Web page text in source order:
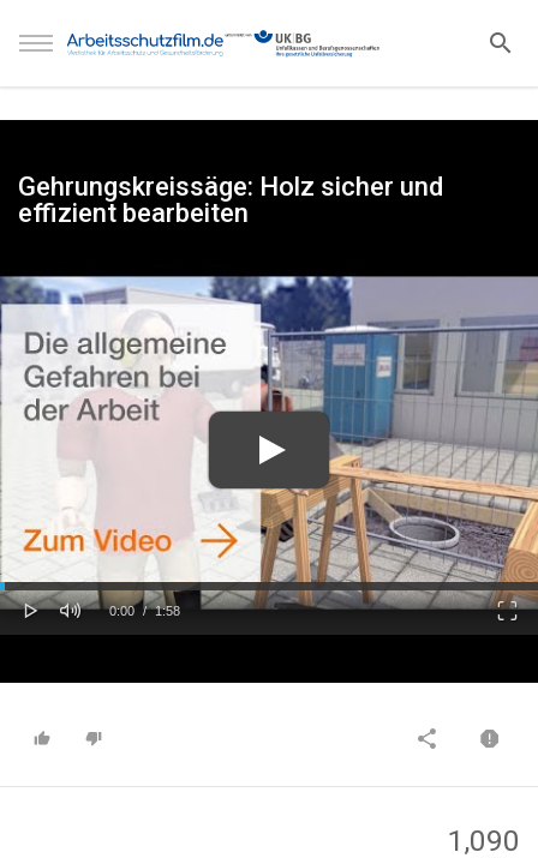
Gehrungskreissäge: Holz sicher und
effizient bearbeiten
Play Mute
Current
0:00 / Duration
1:58
1,090